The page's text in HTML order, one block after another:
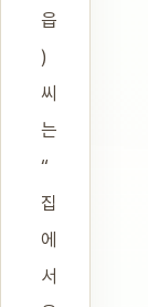
읍
)
씨
는
“
집
에
서